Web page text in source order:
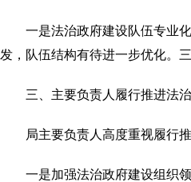
一是法治政府建设队伍专业化
发，队伍结构有待进一步优化。
三、主要负责人履行推进法治
局主要负责人高度重视履行推
一是加强法治政府建设组织领